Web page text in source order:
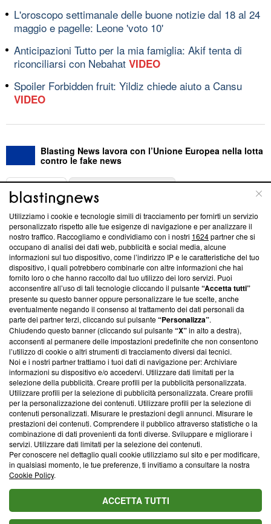
L'oroscopo settimanale delle buone notizie dal 18 al 24
maggio e pagelle: Leone 'voto 10'
Anticipazioni Tutto per la mia famiglia: Akif tenta di
riconciliarsi con Nebahat VIDEO
Spoiler Forbidden fruit: Yildiz chiede aiuto a Cansu
VIDEO
Blasting News lavora con l’Unione Europea nella lotta
contro le fake news
ABOUT
Questa sezione offre informazioni trasparenti su Blasting
News, sui nostri processi editoriali e su come ci impegniamo a
creare news di qualità. Inoltre, afferma la nostra aderenza a
‘Trust Project - News with Integrity’Blasting News non è
ancora membro del programma, ma ha richiesto di farne
parte; Trust Project non ha ancora effettuato una verifica di
conformità agli standard.
Su di noi
Team editoriale
Corporate
Redazione
Informativa Privacy
Cookie Policy
Blasting SA, IDI CHE-247.845.224, Via Carlo Frasca, 3 - 6900
Lugano (Svizzera) Tel:+39 0690258937
© 2026 Blasting News
Utilizziamo i cookie e tecnologie simili di tracciamento per fornirti un servizio
personalizzato rispetto alle tue esigenze di navigazione e per analizzare il
nostro traffico. Raccogliamo e condividiamo con i nostri 1624partner che si
occupano di analisi dei dati web, pubblicità e social media, alcune
informazioni sul tuo dispositivo, come l’indirizzo IP e le caratteristiche del tuo
dispositivo, i quali potrebbero combinarle con altre informazioni che hai
fornito loro o che hanno raccolto dal tuo utilizzo dei loro servizi. Puoi
acconsentire all’uso di tali tecnologie cliccando il pulsante“Accetta tutti”
presente su questo banner oppure personalizzare le tue scelte, anche
eventualmente negando il consenso al trattamento dei dati personali da
parte dei partner terzi, cliccando sul pulsante“Personalizza”.
Chiudendo questo banner (cliccando sul pulsante“X”in alto a destra),
acconsenti al permanere delle impostazioni predefinite che non consentono
l’utilizzo di cookie o altri strumenti di tracciamento diversi dai tecnici.
Noi e i nostri partner trattiamo i tuoi dati di navigazione per: Archiviare
informazioni su dispositivo e/o accedervi. Utilizzare dati limitati per la
selezione della pubblicità. Creare profili per la pubblicità personalizzata.
Utilizzare profili per la selezione di pubblicità personalizzata. Creare profili
per la personalizzazione dei contenuti. Utilizzare profili per la selezione di
contenuti personalizzati. Misurare le prestazioni degli annunci. Misurare le
prestazioni dei contenuti. Comprendere il pubblico attraverso statistiche o la
combinazione di dati provenienti da fonti diverse. Sviluppare e migliorare i
servizi. Utilizzare dati limitati per la selezione dei contenuti.
Per conoscere nel dettaglio quali cookie utilizziamo sul sito e per modificare,
in qualsiasi momento, le tue preferenze, ti invitiamo a consultare la nostra
Cookie Policy.
ACCETTA TUTTI